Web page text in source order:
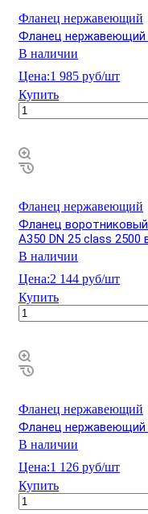
Фланец нержавеющий
Фланец нержавеющий
В наличии
Цена:1 985 руб/шт
Купить
Фланец нержавеющий
Фланец
A350 DN 25 class 2500
В наличии
Цена:2 144 руб/шт
Купить
Фланец нержавеющий
Фланец нержавеющий
В наличии
Цена:1 126 руб/шт
Купить